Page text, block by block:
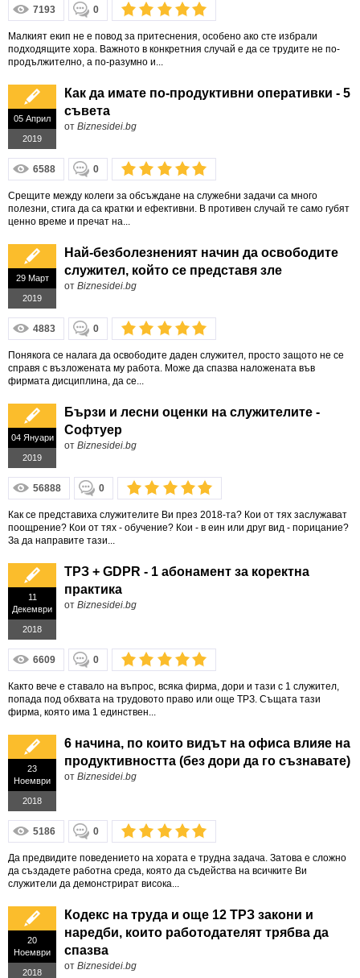
7193 0
Малкият екип не е повод за притеснения, особено ако сте избрали
подходящите хора. Важното в конкретния случай е да се трудите не по-
продължително, а по-разумно и...
05 Април
2019
Как да имате по-продуктивни оперативки - 5
съвета
от Biznesidei.bg
6588 0
Срещите между колеги за обсъждане на служебни задачи са много
полезни, стига да са кратки и ефективни. В противен случай те само губят
ценно време и пречат на...
29 Март
2019
Най-безболезненият начин да освободите
служител, който се представя зле
от Biznesidei.bg
4883 0
Понякога се налага да освободите даден служител, просто защото не се
справя с възложената му работа. Може да спазва наложената във
фирмата дисциплина, да се...
04 Януари
2019
Бързи и лесни оценки на служителите -
Софтуер
от Biznesidei.bg
56888 0
Как се представиха служителите Ви през 2018-та? Кои от тях заслужават
поощрение? Кои от тях - обучение? Кои - в еин или друг вид - порицание?
За да направите тази...
11
Декември
2018
ТРЗ + GDPR - 1 абонамент за коректна
практика
от Biznesidei.bg
6609 0
Както вече е ставало на въпрос, всяка фирма, дори и тази с 1 служител,
попада под обхвата на трудовото право или още ТРЗ. Същата тази
фирма, която има 1 единствен...
23
Ноември
2018
6 начина, по които видът на офиса влияе на
продуктивността (без дори да го съзнавате)
от Biznesidei.bg
5186 0
Да предвидите поведението на хората е трудна задача. Затова е сложно
да създадете работна среда, която да съдейства на всичките Ви
служители да демонстрират висока...
20
Ноември
2018
Кодекс на труда и още 12 ТРЗ закони и
наредби, които работодателят трябва да
спазва
от Biznesidei.bg